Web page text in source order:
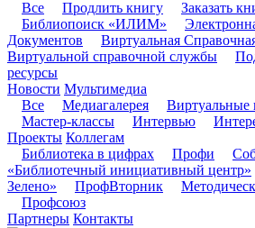
Все
Продлить книгу Заказать
Библиопоиск «ИЛИМ»
Документов
Виртуальная
Виртуальной справочной службы
ресурсы
Новости Мультимедиа
Все
Медиагалерея Виртуальные
Мастер-классы
Интервью
Проекты Коллегам
Библиотека в цифрах
Профи
«Библиотечный инициативный центр»
Зелено»
ПрофВторник
Профсоюз
Партнеры Контакты